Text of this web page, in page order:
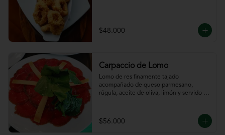
$48.000
Carpaccio de Lomo
Lomo de res finamente tajado
acompañado de queso parmesano,
rúgula, aceite de oliva, limón y servido
$56.000